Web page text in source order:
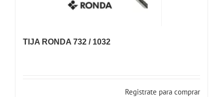
TIJA RONDA 732 / 1032
Registrate para comprar